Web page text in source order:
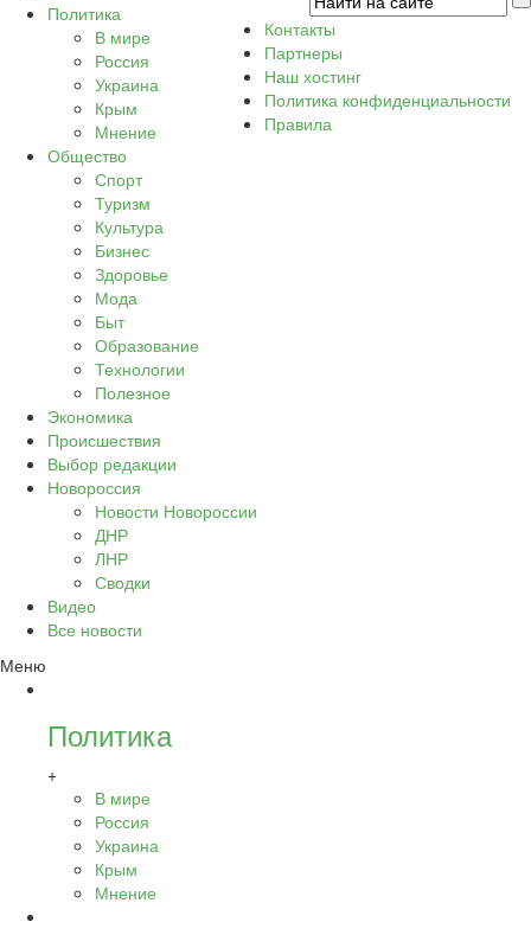
Политика
В мире
Россия
Украина
Крым
Мнение
Общество
Спорт
Туризм
Культура
Бизнес
Здоровье
Мода
Быт
Образование
Технологии
Полезное
Экономика
Происшествия
Выбор редакции
Новороссия
Новости Новороссии
ДНР
ЛНР
Сводки
Видео
Все новости
Меню
Политика
+
В мире
Россия
Украина
Крым
Мнение
Контакты
Партнеры
Наш хостинг
Политика конфиденциальности
Правила